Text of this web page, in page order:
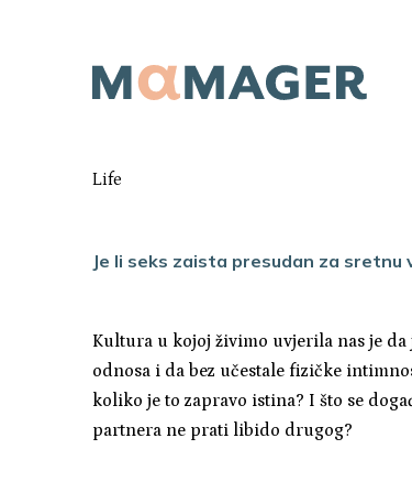
Life
Je li seks zaista presudan za sretnu
Kultura u kojoj živimo uvjerila nas je da
odnosa i da bez učestale fizičke
koliko je to zapravo istina? I što se
partnera ne prati libido drugog?